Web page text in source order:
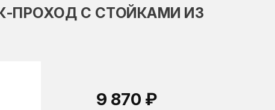
ПРОХОД С СТОЙКАМИ ИЗ
9 870 ₽